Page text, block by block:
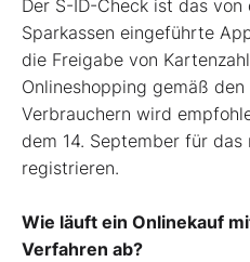
Der S-ID-Check ist das von
Sparkassen eingeführte
die Freigabe von
Onlineshopping gemäß
Verbrauchern wird
dem 14. September für das
registrieren.
Wie läuft ein Onlinekauf
Verfahren ab?